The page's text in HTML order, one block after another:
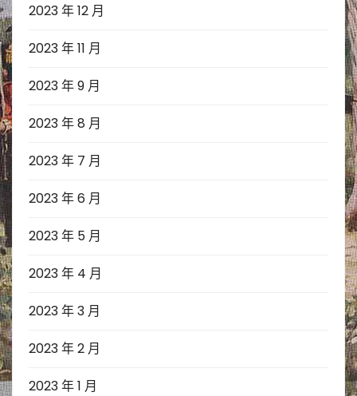
2023 年 12 月
2023 年 11 月
2023 年 9 月
2023 年 8 月
2023 年 7 月
2023 年 6 月
2023 年 5 月
2023 年 4 月
2023 年 3 月
2023 年 2 月
2023 年 1 月